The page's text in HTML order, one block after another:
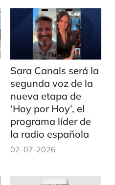
Sara Canals será la
segunda voz de la
nueva etapa de
‘Hoy por Hoy’, el
programa líder de
la radio española
02-07-2026